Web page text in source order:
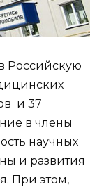
Российскую
и 37
в члены
научных
и развития
При этом,